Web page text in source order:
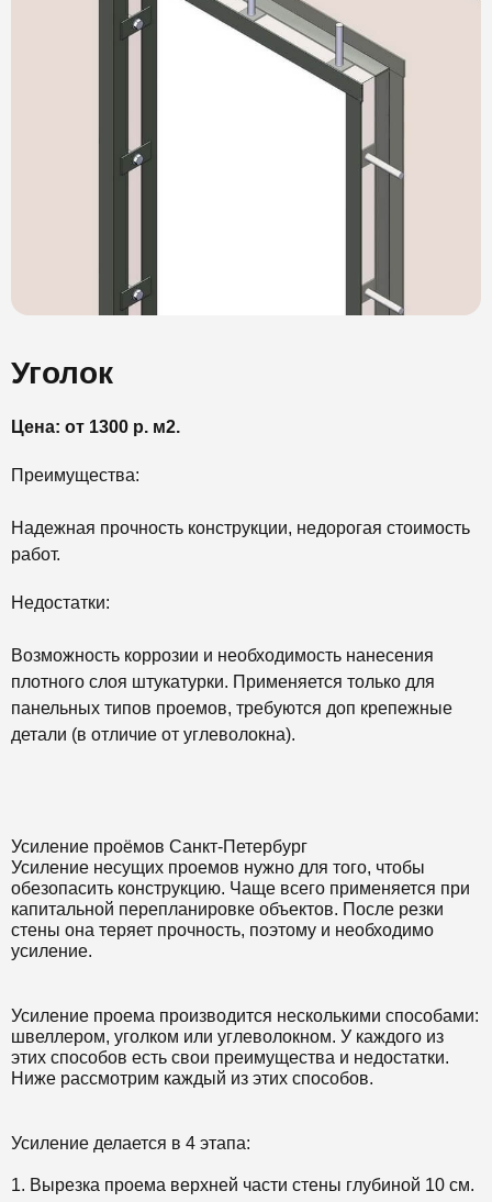
Уголок
Цена: от 1300 р. м2.
Преимущества:
Надежная прочность конструкции, недорогая стоимость
работ.
Недостатки:
Возможность коррозии и необходимость нанесения
плотного слоя штукатурки. Применяется только для
панельных типов проемов, требуются доп крепежные
детали (в отличие от углеволокна).
Усиление проёмов Санкт-Петербург
Усиление несущих проемов нужно для того, чтобы
обезопасить конструкцию. Чаще всего применяется при
капитальной перепланировке объектов. После резки
стены она теряет прочность, поэтому и необходимо
усиление.
Усиление проема производится несколькими способами:
швеллером, уголком или углеволокном. У каждого из
этих способов есть свои преимущества и недостатки.
Ниже рассмотрим каждый из этих способов.
Усиление делается в 4 этапа:
1. Вырезка проема верхней части стены глубиной 10 см.